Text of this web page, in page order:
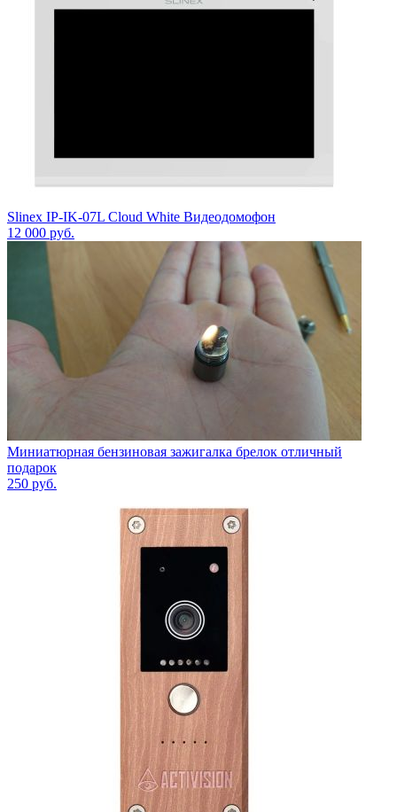
Slinex IP-IK-07L Cloud White Видеодомофон
12 000 руб.
Миниатюрная бензиновая зажигалка брелок отличный
подарок
250 руб.